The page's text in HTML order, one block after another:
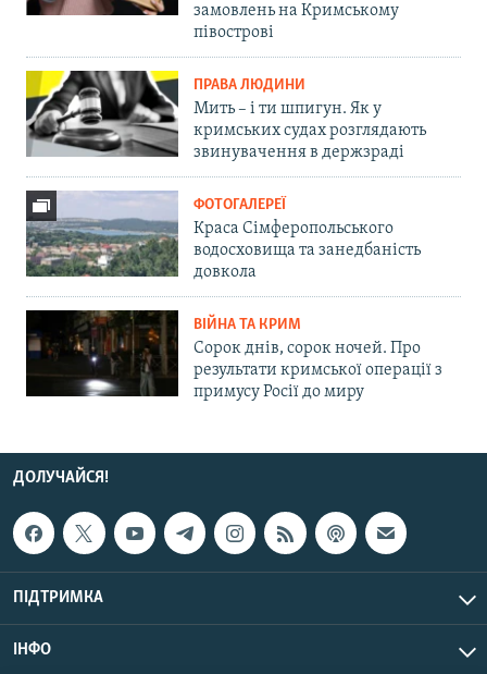
замовлень на Кримському
півострові
ПРАВА ЛЮДИНИ
Мить – і ти шпигун. Як у
кримських судах розглядають
звинувачення в держзраді
ФОТОГАЛЕРЕЇ
Краса Сімферопольського
водосховища та занедбаність
довкола
ВІЙНА ТА КРИМ
Сорок днів, сорок ночей. Про
результати кримської операції з
примусу Росії до миру
ДОЛУЧАЙСЯ!
ПІДТРИМКА
ІНФО